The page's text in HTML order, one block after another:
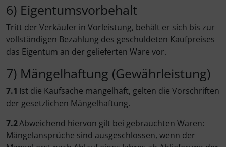
6) Eigentumsvorbehalt
Tritt der Verkäufer in Vorleistung, behält er sich bis zur
vollständigen Bezahlung des geschuldeten Kaufpreises
das Eigentum an der gelieferten Ware vor.
7) Mängelhaftung (Gewährleistung)
7.1 Ist die Kaufsache mangelhaft, gelten die Vorschriften
der gesetzlichen Mängelhaftung.
7.2Abweichend hiervon gilt bei gebrauchten Waren:
Mängelansprüche sind ausgeschlossen, wenn der